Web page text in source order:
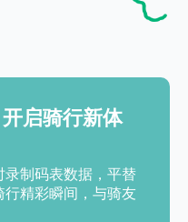
启骑行新体
录制码表数据，平替
精彩瞬间，与骑友